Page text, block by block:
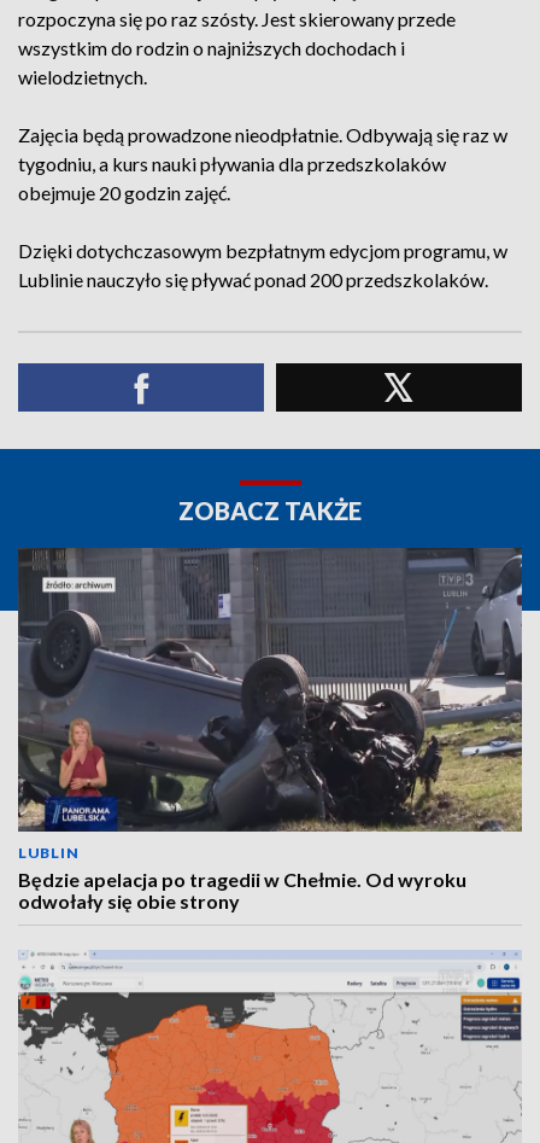
rozpoczyna się po raz szósty. Jest skierowany przede
wszystkim do rodzin o najniższych dochodach i
wielodzietnych.
Zajęcia będą prowadzone nieodpłatnie. Odbywają się raz w
tygodniu, a kurs nauki pływania dla przedszkolaków
obejmuje 20 godzin zajęć.
Dzięki dotychczasowym bezpłatnym edycjom programu, w
Lublinie nauczyło się pływać ponad 200 przedszkolaków.
ZOBACZ TAKŻE
LUBLIN
Będzie apelacja po tragedii w Chełmie. Od wyroku
odwołały się obie strony